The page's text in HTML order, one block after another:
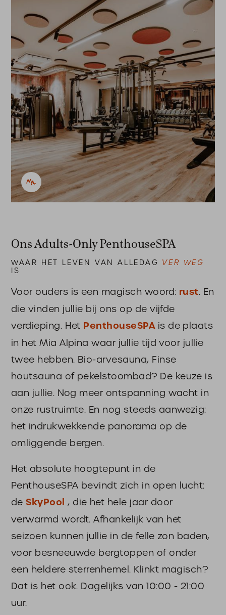
Ons Adults-Only PenthouseSPA
WAAR HET LEVEN VAN ALLEDAG VER WEG
IS
Voor ouders is een magisch woord: rust. En
die vinden jullie bij ons op de vijfde
verdieping. Het PenthouseSPAis de plaats
in het Mia Alpina waar jullie tijd voor jullie
twee hebben. Bio-arvesauna, Finse
houtsauna of pekelstoombad? De keuze is
aan jullie. Nog meer ontspanning wacht in
onze rustruimte. En nog steeds aanwezig:
het indrukwekkende panorama op de
omliggende bergen.
Het absolute hoogtepunt in de
PenthouseSPA bevindt zich in open lucht:
deSkyPool , die het hele jaar door
verwarmd wordt. Afhankelijk van het
seizoen kunnen jullie in de felle zon baden,
voor besneeuwde bergtoppen of onder
een heldere sterrenhemel. Klinkt magisch?
Dat is het ook. Dagelijks van 10:00 - 21:00
uur.